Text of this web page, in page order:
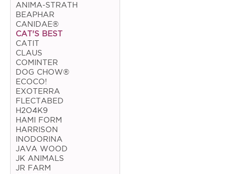
Gato
Júnior
Adulto
Sénior
Pequenos Mamíferos
Coelho
Porquinho da Índia
Chinchila
ANIMA-STRATH
BEAPHAR
CANIDAE®
CAT'S BEST
CATIT
CLAUS
COMINTER
DOG CHOW®
ECOCO!
EXOTERRA
FLECTABED
H2O4K9
HAMI FORM
HARRISON
INODORINA
JAVA WOOD
JK ANIMALS
JR FARM